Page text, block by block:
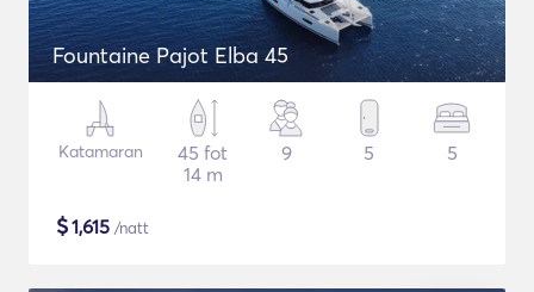
Fountaine Pajot Elba 45
Katamaran
45 fot
14 m
9 5 5
$1,615 /natt